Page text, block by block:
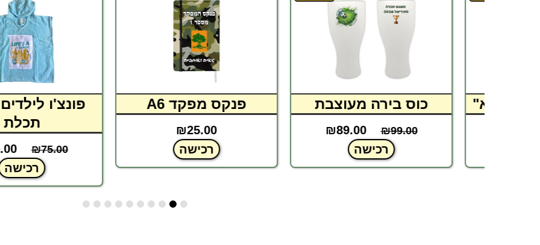
כוס בירה מעוצבת
₪99.00
₪89.00
רכישה
פנקס מפקד A6
₪25.00
רכישה
פונצ'ו לילדים
תכלת
₪75.00
69.00
רכישה